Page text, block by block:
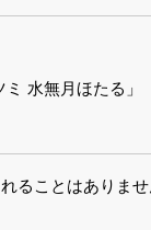
水無月ほたる」
ることはありませ